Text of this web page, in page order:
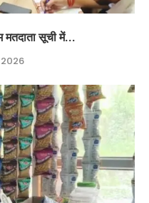
मतदाता सूची में...